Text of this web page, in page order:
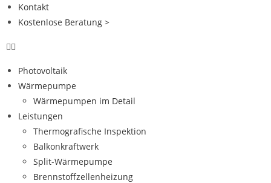
Kontakt
Kostenlose Beratung >
Photovoltaik
Wärmepumpe
Wärmepumpen im Detail
Leistungen
Thermografische Inspektion
Balkonkraftwerk
Split-Wärmepumpe
Brennstoffzellenheizung